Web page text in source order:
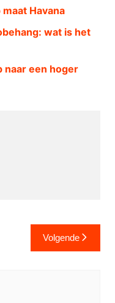
Havana
wat is het
naar een hoger
Volgende